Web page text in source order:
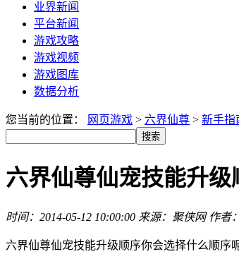
业界新闻
平台新闻
游戏攻略
游戏视频
游戏图库
数据分析
您当前的位置： 网页游戏 > 六界仙尊 > 新手指
六界仙尊仙宠技能升级
时间：2014-05-12 10:00:00 来源：聚侠网 作者：
六界仙尊仙宠技能升级顺序你会选择什么顺序